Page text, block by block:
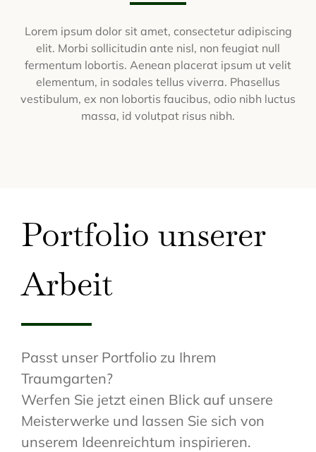
Lorem ipsum dolor sit amet, consectetur adipiscing
elit. Morbi sollicitudin ante nisl, non feugiat null
fermentum lobortis. Aenean placerat ipsum ut velit
elementum, in sodales tellus viverra. Phasellus
vestibulum, ex non lobortis faucibus, odio nibh luctus
massa, id volutpat risus nibh.
Portfolio unserer
Arbeit
Passt unser Portfolio zu Ihrem
Traumgarten?
Werfen Sie jetzt einen Blick auf unsere
Meisterwerke und lassen Sie sich von
unserem Ideenreichtum inspirieren.